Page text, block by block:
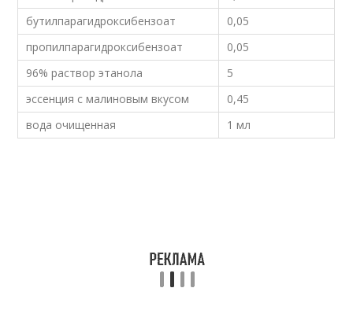
бутилпарагидроксибензоат
0,05
пропилпарагидроксибензоат
0,05
96% раствор этанола
5
эссенция с малиновым вкусом
0,45
вода очищенная
1 мл